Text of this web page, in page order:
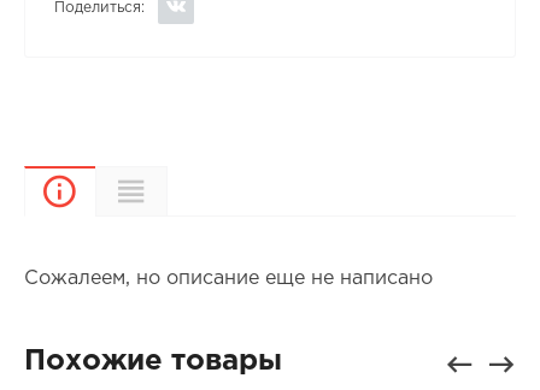
Поделиться:
Описание
Сожалеем, но описание еще не написано
Похожие товары